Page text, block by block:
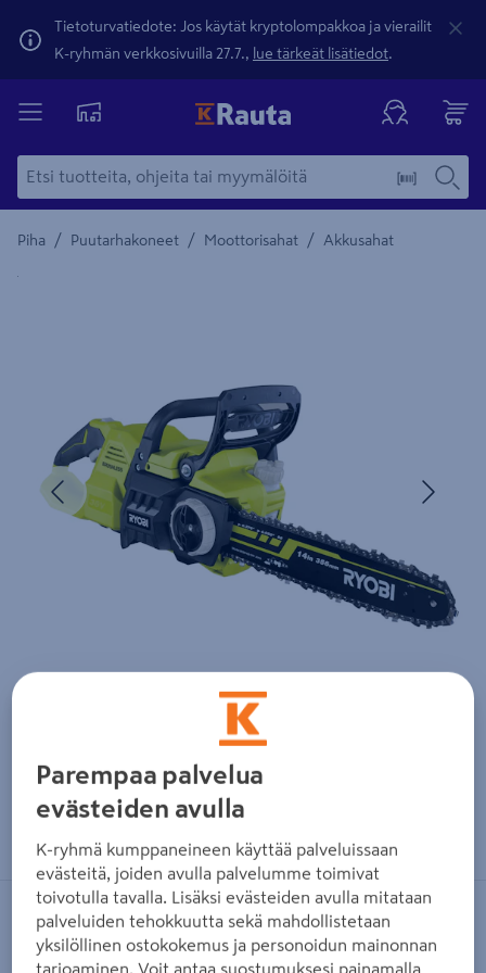
Tietoturvatiedote: Jos käytät kryptolompakkoa ja vierailit
K-ryhmän verkkosivuilla 27.7., lue tärkeät lisätiedot.
Piha / Puutarhakoneet / Moottorisahat / Akkusahat
Yksityiskohtainen kuvaus löytyy Tuotteen kuvaus -
Edellinen
Zoomaa kuvaa sormilla kosketusnäytöllä
Akkuketjusaha Ryobi RY36CSX35A-0
RYOBI
Parempaa palvelua
evästeiden avulla
K-ryhmä kumppaneineen käyttää palveluissaan
evästeitä, joiden avulla palvelumme toimivat
toivotulla tavalla. Lisäksi evästeiden avulla mitataan
palveluiden tehokkuutta sekä mahdollistetaan
yksilöllinen ostokokemus ja personoidun mainonnan
tarjoaminen. Voit antaa suostumuksesi painamalla